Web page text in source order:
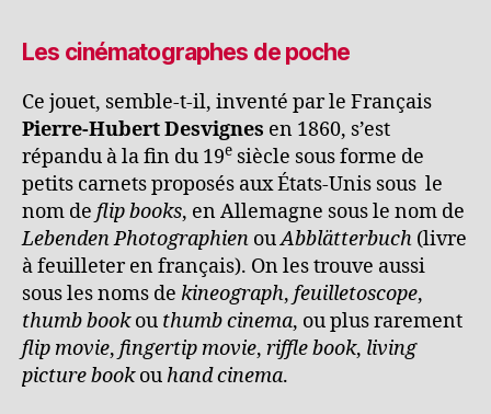
Les cinématographes de poche
Ce jouet, semble-t-il, inventé par le Français
Pierre-Hubert Desvignes en 1860, s’est
répandu à la fin du 19e siècle sous forme de
petits carnets proposés aux États-Unis sous le
nom de flip books, en Allemagne sous le nom de
Lebenden Photographien ouAbblätterbuch (livre
à feuilleter en français). On les trouve aussi
sous les noms de kineograph, feuilletoscope,
thumb bookou thumb cinema, ou plus rarement
flip movie, fingertip movie, riffle book, living
picture bookou hand cinema.